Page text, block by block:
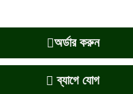
অর্ডার করুন
ব্যাগে যোগ